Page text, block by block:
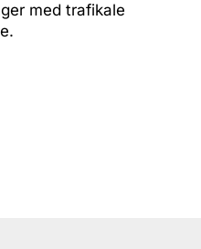
med trafikale